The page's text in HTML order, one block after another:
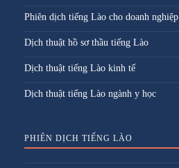
Phiên dịch tiếng Lào cho doanh nghiệp
Dịch thuật hồ sơ thầu tiếng Lào
Dịch thuật tiếng Lào kinh tế
Dịch thuật tiếng Lào ngành y học
PHIÊN DỊCH TIẾNG LÀO